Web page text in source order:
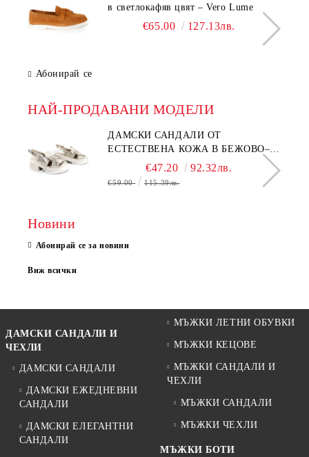
в светлокафяв цвят – Vero Lume
€65.00 127.13лв.
Абонирай се
НАЙ-ПРОДАВАНИ МОДЕЛИ
ДАМСКИ САНДАЛИ ОТ
ЕСТЕСТВЕНА КОЖА В БЕЖОВО–
МОДЕЛ NOVA.
€47.20 92.32лв.
€59.00 115.39лв.
Новини
Абонирай се за новини
Виж всички
ДАМСКИ САНДАЛИ И
ЧЕХЛИ
ДАМСКИ САНДАЛИ
ДАМСКИ ЕЖЕДНЕВНИ
САНДАЛИ
ДАМСКИ ЕЛЕГАНТНИ
САНДАЛИ
МЪЖКИ ЛЕТНИ ОБУВКИ
МЪЖКИ КЕЦОВЕ
МЪЖКИ САНДАЛИ И
ЧЕХЛИ
МЪЖКИ САНДАЛИ
МЪЖКИ ЧЕХЛИ
МЪЖКИ БОТИ